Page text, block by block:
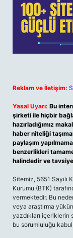
Reklam ve İletişim:
Yasal Uyarı: Bu
şirketi ile hiçbir
hazırladığımız
haber niteliği
paylaşım
benzerlikleri
halindedir ve
Sitemiz, 5651 Sayılı
Kurumu (BTK)
vermektedir. Bu
veya araştırma
yazdıkları içeriklerin
bu sorumluluğu kabul